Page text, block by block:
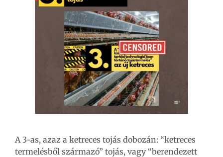
A 3-as, azaz a ketreces tojás dobozán: “ketreces
termelésből származó” tojás, vagy “berendezett